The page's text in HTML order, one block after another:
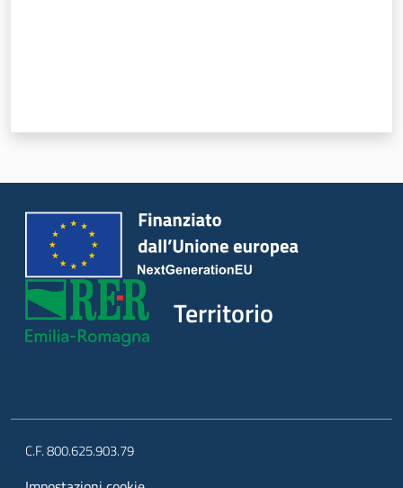
Territorio
Argomenti
Leggi Atti Bandi
Territorio
C.F. 800.625.903.79